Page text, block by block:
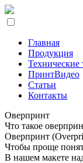
Главная
Продукция
Технические
ПринтВидео
Статьи
Контакты
Оверпринт
Что такое
Оверпринт
Чтобы проще
В нашем макете